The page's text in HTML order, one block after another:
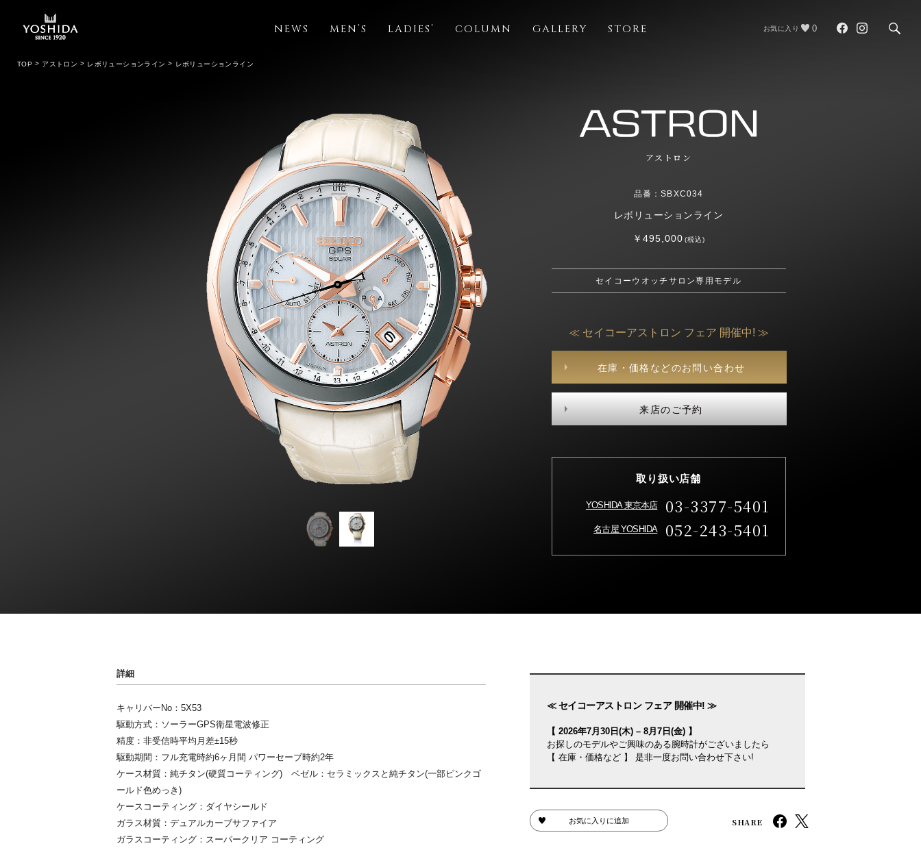
NEWS MEN’S LADIES’ COLUMN GALLERY STORE お気に入り 0
アストロン
品番：SBXC034
レボリューションライン
￥495,000(税込)
セイコーウオッチサロン専用モデル
≪ セイコーアストロン フェア 開催中! ≫
在庫・価格などのお問い合わせ
来店のご予約
取り扱い店舗
YOSHIDA 東京本店 03-3377-5401
名古屋 YOSHIDA 052-243-5401
TOP アストロン レボリューションライン レボリューションライン
詳細
キャリバーNo：5X53
駆動方式：ソーラーGPS衛星電波修正
精度：非受信時平均月差±15秒
駆動期間：フル充電時約6ヶ月間 パワーセーブ時約2年
ケース材質：純チタン(硬質コーティング) ベゼル：セラミックスと純チタン(一部ピンクゴ
ールド色めっき)
ケースコーティング：ダイヤシールド
ガラス材質：デュアルカーブサファイア
ガラスコーティング：スーパークリア コーティング
≪ セイコーアストロン フェア 開催中! ≫
【 2026年7月30日(木) – 8月7日(金) 】
お探しのモデルやご興味のある腕時計がございましたら
【 在庫・価格など 】 是非一度お問い合わせ下さい!
お気に入りに追加 SHARE